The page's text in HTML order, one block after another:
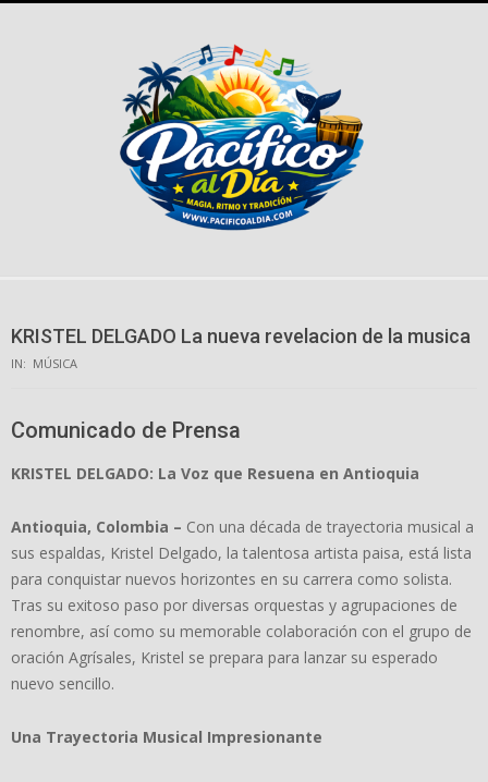
KRISTEL DELGADO La nueva revelacion de la musica
IN: MÚSICA
Comunicado de Prensa
KRISTEL DELGADO: La Voz que Resuena en Antioquia
Antioquia, Colombia – Con una década de trayectoria musical a
sus espaldas, Kristel Delgado, la talentosa artista paisa, está lista
para conquistar nuevos horizontes en su carrera como solista.
Tras su exitoso paso por diversas orquestas y agrupaciones de
renombre, así como su memorable colaboración con el grupo de
oración Agrísales, Kristel se prepara para lanzar su esperado
nuevo sencillo.
Una Trayectoria Musical Impresionante